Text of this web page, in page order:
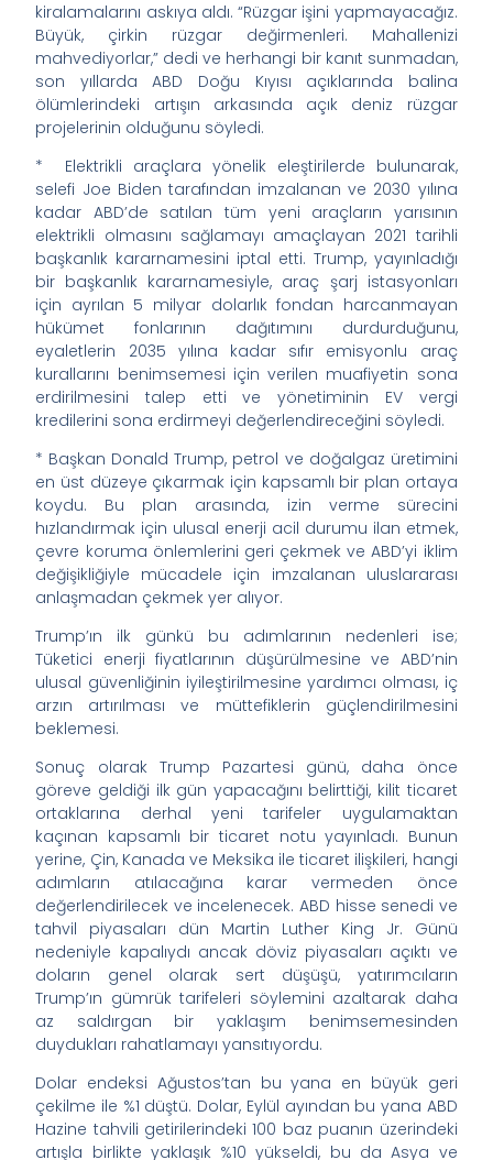
kiralamalarını askıya aldı. “Rüzgar işini yapmayacağız.
Büyük, çirkin rüzgar değirmenleri. Mahallenizi
mahvediyorlar,” dedi ve herhangi bir kanıt sunmadan,
son yıllarda ABD Doğu Kıyısı açıklarında balina
ölümlerindeki artışın arkasında açık deniz rüzgar
projelerinin olduğunu söyledi.
* Elektrikli araçlara yönelik eleştirilerde bulunarak,
selefi Joe Biden tarafından imzalanan ve 2030 yılına
kadar ABD’de satılan tüm yeni araçların yarısının
elektrikli olmasını sağlamayı amaçlayan 2021 tarihli
başkanlık kararnamesini iptal etti. Trump, yayınladığı
bir başkanlık kararnamesiyle, araç şarj istasyonları
için ayrılan 5 milyar dolarlık fondan harcanmayan
hükümet fonlarının dağıtımını durdurduğunu,
eyaletlerin 2035 yılına kadar sıfır emisyonlu araç
kurallarını benimsemesi için verilen muafiyetin sona
erdirilmesini talep etti ve yönetiminin EV vergi
kredilerini sona erdirmeyi değerlendireceğini söyledi.
* Başkan Donald Trump, petrol ve doğalgaz üretimini
en üst düzeye çıkarmak için kapsamlı bir plan ortaya
koydu. Bu plan arasında, izin verme sürecini
hızlandırmak için ulusal enerji acil durumu ilan etmek,
çevre koruma önlemlerini geri çekmek ve ABD’yi iklim
değişikliğiyle mücadele için imzalanan uluslararası
anlaşmadan çekmek yer alıyor.
Trump’ın ilk günkü bu adımlarının nedenleri ise;
Tüketici enerji fiyatlarının düşürülmesine ve ABD’nin
ulusal güvenliğinin iyileştirilmesine yardımcı olması, iç
arzın artırılması ve müttefiklerin güçlendirilmesini
beklemesi.
Sonuç olarak Trump Pazartesi günü, daha önce
göreve geldiği ilk gün yapacağını belirttiği, kilit ticaret
ortaklarına derhal yeni tarifeler uygulamaktan
kaçınan kapsamlı bir ticaret notu yayınladı. Bunun
yerine, Çin, Kanada ve Meksika ile ticaret ilişkileri, hangi
adımların atılacağına karar vermeden önce
değerlendirilecek ve incelenecek. ABD hisse senedi ve
tahvil piyasaları dün Martin Luther King Jr. Günü
nedeniyle kapalıydı ancak döviz piyasaları açıktı ve
doların genel olarak sert düşüşü, yatırımcıların
Trump’ın gümrük tarifeleri söylemini azaltarak daha
az saldırgan bir yaklaşım benimsemesinden
duydukları rahatlamayı yansıtıyordu.
Dolar endeksi Ağustos’tan bu yana en büyük geri
çekilme ile ​​%1 düştü. Dolar, Eylül ayından bu yana ABD
Hazine tahvili getirilerindeki 100 baz puanın üzerindeki
artışla birlikte yaklaşık %10 yükseldi, bu da Asya ve